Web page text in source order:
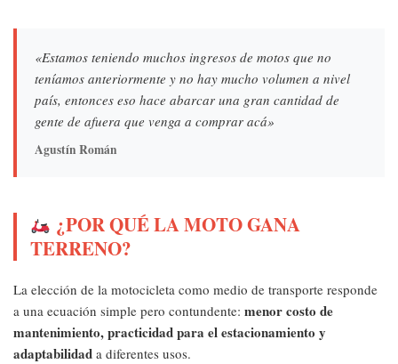
«Estamos teniendo muchos ingresos de motos que no
teníamos anteriormente y no hay mucho volumen a nivel
país, entonces eso hace abarcar una gran cantidad de
gente de afuera que venga a comprar acá»
Agustín Román
¿POR QUÉ LA MOTO GANA
TERRENO?
La elección de la motocicleta como medio de transporte responde
a una ecuación simple pero contundente: menor costo de
mantenimiento, practicidad para el estacionamiento y
adaptabilidad a diferentes usos.